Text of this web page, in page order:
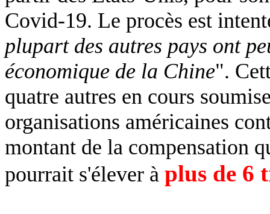
Covid-19. Le procès est
plupart des autres pays ont
économique de la Chine".
quatre autres en cours
organisations américaines
montant de la compensation
pourrait s'élever à plus de 6